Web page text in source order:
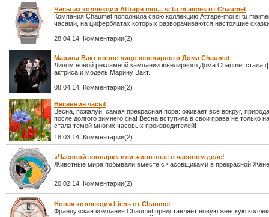
Часы из коллекции Attrape moi... si tu m'aimes от Chaumet
Компания Chaumet пополнила свою коллекцию Attrape-moi si tu
часами, на циферблатах которых разворачиваются настоящие
28.04.14 Комментарии(2)
Марина Вакт новое лицо ювелирного Дома Chaumet
Лицом новой рекламной кампании ювелирного Дома Chaumet стала
актриса и модель Марину Вакт.
08.04.14 Комментарии(2)
Весенние часы!
Весна, пожалуй, самая прекрасная пора: оживает все вокруг,
после долгого зимнего сна! Весна вступила в свои права не только
стала темой многих часовых производителей!
18.03.14 Комментарии(2)
«Часовой зоопарк» или животные в часовом деле!
Животные мира побывали вместе с часовщиками в прекрасной
20.02.14 Комментарии(2)
Новая коллекция Liens от Chaumet
Французская компания Chaumet представляет новую женскую